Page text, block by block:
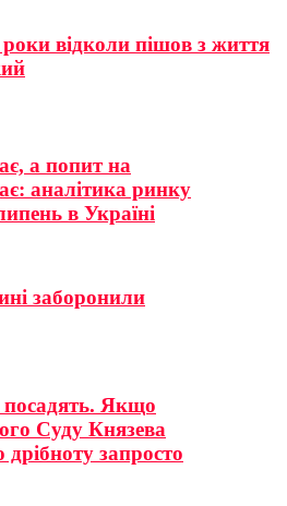
відколи пішов з життя
а попит на
аналітика ринку
в Україні
заборонили
Якщо
Суду Князева
запросто